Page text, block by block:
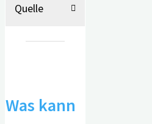
Quelle
Was kann